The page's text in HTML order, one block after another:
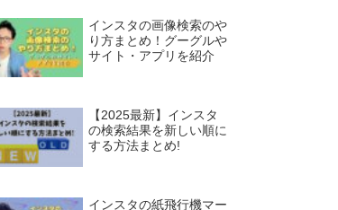
インスタの画像検索のや
り方まとめ！グーグルや
サイト・アプリを紹介
【2025最新】インスタ
の検索結果を新しい順に
する方法まとめ!
インスタの紙飛行機マー